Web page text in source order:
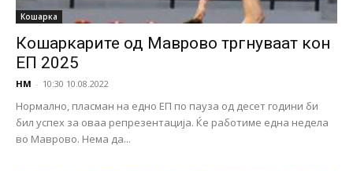
Кошарка
Кошаркарите од Маврово тргнуваат кон
ЕП 2025
НМ - 10:30 10.08.2022
Нормално, пласман на едно ЕП по пауза од десет години би
бил успех за оваа репрезентација. Ќе работиме една недела
во Маврово. Нема да...